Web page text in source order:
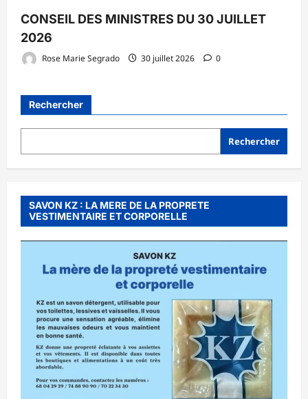
CONSEIL DES MINISTRES DU 30 JUILLET
2026
Rose Marie Segrado 30 juillet 2026 0
Rechercher
Rechercher
SAVON KZ : LA MERE DE LA PROPRETE
VESTIMENTAIRE ET CORPORELLE